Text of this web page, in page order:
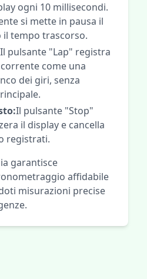
ogni 10 millisecondi.
si mette in pausa il
tempo trascorso.
Il pulsante "Lap" registra
come una
dei giri, senza
Il pulsante "Stop"
il display e cancella
registrati.
garantisce
affidabile
misurazioni precise